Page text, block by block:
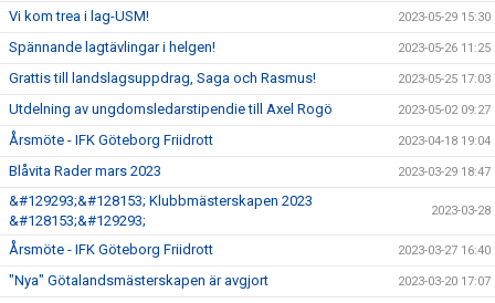
Vi kom trea i lag-USM! 2023-05-29 15:30
Spännande lagtävlingar i helgen! 2023-05-26 11:25
Grattis till landslagsuppdrag, Saga och Rasmus! 2023-05-25 17:03
Utdelning av ungdomsledarstipendie till Axel Rogö 2023-05-02 09:27
Årsmöte - IFK Göteborg Friidrott 2023-04-18 19:04
Blåvita Rader mars 2023 2023-03-29 18:47
&#129293;&#128153; Klubbmästerskapen 2023
&#128153;&#129293;
2023-03-28
Årsmöte - IFK Göteborg Friidrott 2023-03-27 16:40
"Nya" Götalandsmästerskapen är avgjort 2023-03-20 17:07